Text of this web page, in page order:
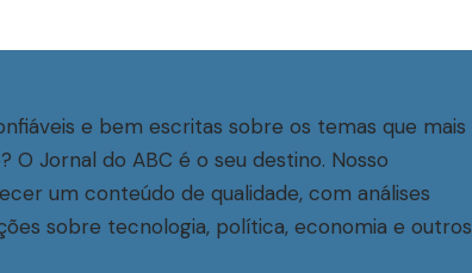
e bem escritas sobre os temas que mais
O Jornal do ABC é o seu destino. Nosso
um conteúdo de qualidade, com análises
sobre tecnologia, política, economia e outros